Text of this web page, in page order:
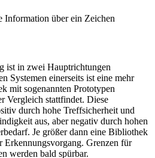
Information über ein Zeichen
ist in zwei Hauptrichtungen
Systemen einerseits ist eine mehr
mit sogenannten Prototypen
Vergleich stattfindet. Diese
durch hohe Treffsicherheit und
aus, aber negativ durch hohen
Je größer dann eine Bibliothek
Erkennungsvorgang. Grenzen für
werden bald spürbar.